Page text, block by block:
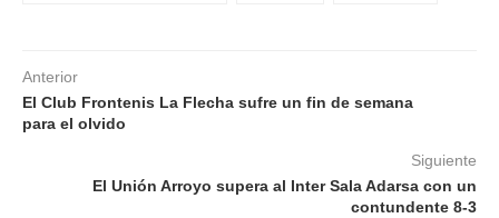
Anterior
El Club Frontenis La Flecha sufre un fin de semana
para el olvido
Siguiente
El Unión Arroyo supera al Inter Sala Adarsa con un
contundente 8-3